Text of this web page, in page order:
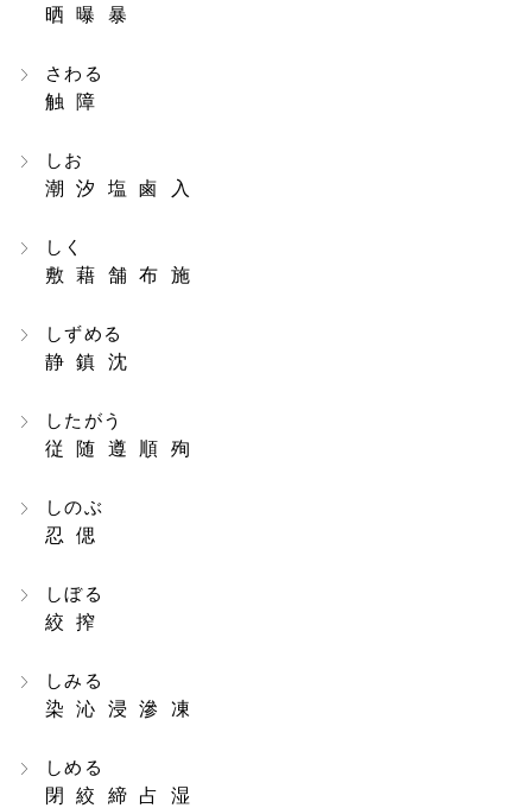
晒 曝 暴
さわる
触 障
しお
潮 汐 塩 鹵 入
しく
敷 藉 舗 布 施
しずめる
静 鎮 沈
したがう
従 随 遵 順 殉
しのぶ
忍 偲
しぼる
絞 搾
しみる
染 沁 浸 滲 凍
しめる
閉 絞 締 占 湿